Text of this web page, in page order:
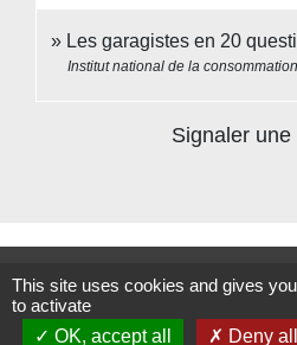
Les garagistes en 20
Institut national de la
Signaler
Contacts
Commune de Beauvoir
This site uses cookies and gives
to activate
OK, accept all
Deny